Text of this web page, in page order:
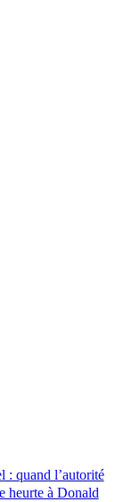
: quand l’autorité
heurte à Donald